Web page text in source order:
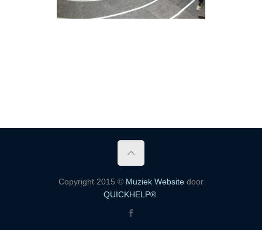
Copyright 2015 © Muziek Website door
QUICKHELP®.